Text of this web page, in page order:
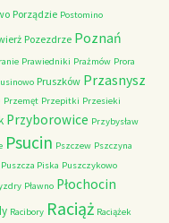
Porządzie Postomino
Pozezdrze Poznań
Prawiedniki Prażmów Prora
Pruszków Przasnysz
Przemęt Przepitki Przesieki
Przyborowice Przybysław
Psucin Pszczew Pszczyna
Puszcza Piska Puszczykowo
Pławno Płochocin
Racibory Raciąż Raciążek